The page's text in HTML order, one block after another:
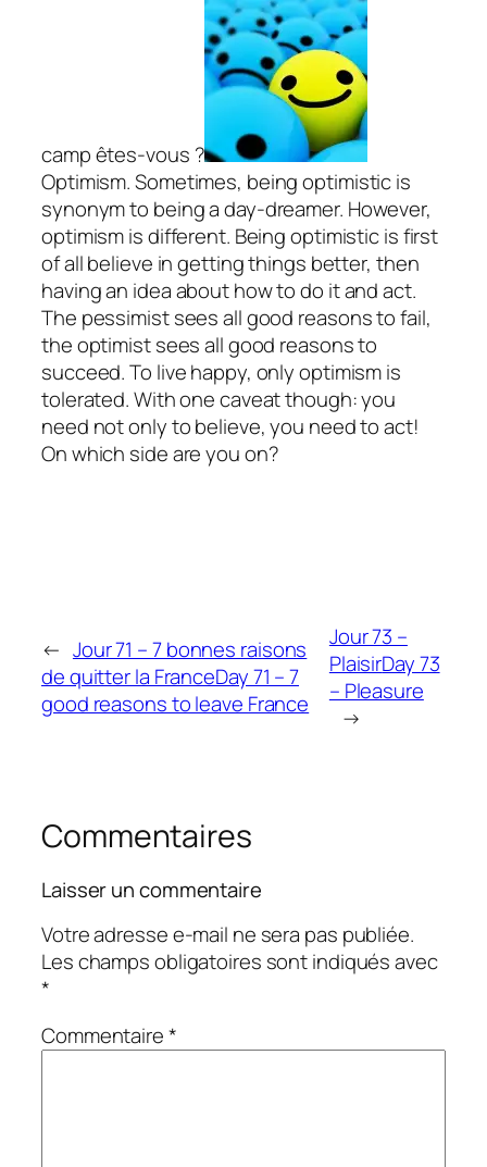
camp êtes-vous ?
Optimism. Sometimes, being optimistic is
synonym to being a day-dreamer. However,
optimism is different. Being optimistic is first
of all believe in getting things better, then
having an idea about how to do it and act.
The pessimist sees all good reasons to fail,
the optimist sees all good reasons to
succeed. To live happy, only optimism is
tolerated. With one caveat though: you
need not only to believe, you need to act!
On which side are you on?
← Jour 71 – 7 bonnes raisons
de quitter la FranceDay 71 – 7
good reasons to leave France
Jour 73 –
PlaisirDay 73
– Pleasure
→
Commentaires
Laisser un commentaire
Votre adresse e-mail ne sera pas publiée.
Les champs obligatoires sont indiqués avec
*
Commentaire*